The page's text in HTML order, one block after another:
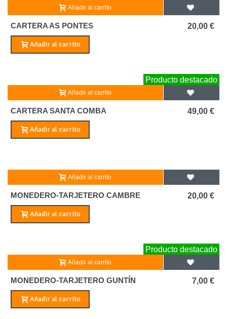
Añadir al carrito
CARTERA AS PONTES 20,00 €
Añadir al carrito
Producto destacado
Añadir al carrito
CARTERA SANTA COMBA 49,00 €
Añadir al carrito
Añadir al carrito
MONEDERO-TARJETERO CAMBRE 20,00 €
Añadir al carrito
Producto destacado
Añadir al carrito
MONEDERO-TARJETERO GUNTÍN 7,00 €
Añadir al carrito